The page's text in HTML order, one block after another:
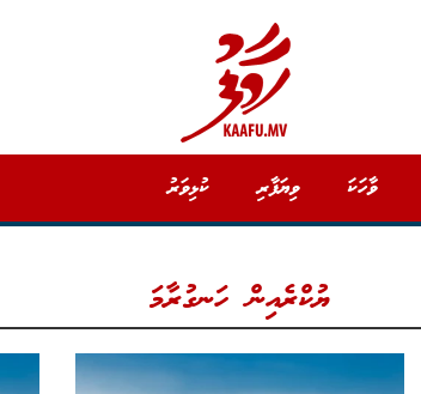
ވާހަކަ ވިޔަފާރި ކުޅިވަރު
ޔުކްރެއިން ހަނގުރާމަ